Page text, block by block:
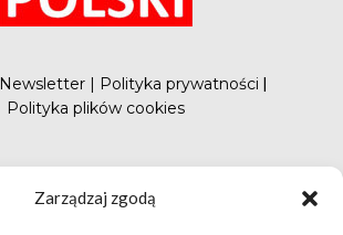
Zarządzaj zgodą
Newsletter | Polityka prywatności |
Polityka plików cookies